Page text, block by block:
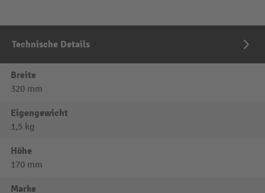
Technische Details
Breite
320 mm
Eigengewicht
1,5 kg
Höhe
170 mm
Marke